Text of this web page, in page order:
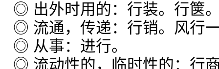
◎ 出外时用的：行装。行箧
◎ 流通，传递：行销。风行
◎ 从事：进行。
◎ 流动性的，临时性的：行